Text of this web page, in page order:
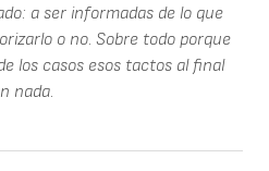
a ser informadas de lo que
o no. Sobre todo porque
los casos esos tactos al final
nada.